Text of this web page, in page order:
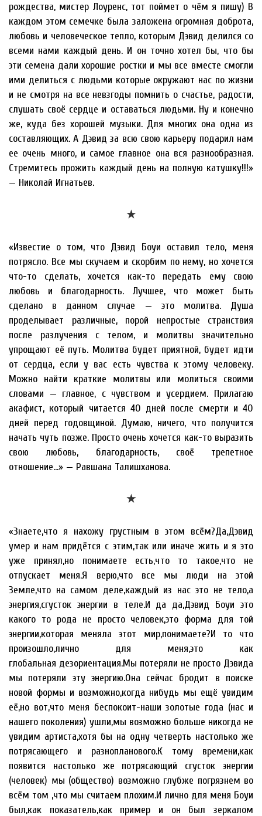
рождества, мистер Лоуренс, тот поймет о чём я пишу) В
каждом этом семечке была заложена огромная доброта,
любовь и человеческое тепло, которым Дэвид делился со
всеми нами каждый день. И он точно хотел бы, что бы
эти семена дали хорошие ростки и мы все вместе смогли
ими делиться с людьми которые окружают нас по жизни
и не смотря на все невзгоды помнить о счастье, радости,
слушать своё сердце и оставаться людьми. Ну и конечно
же, куда без хорошей музыки. Для многих она одна из
составляющих. А Дэвид за всю свою карьеру подарил нам
ее очень много, и самое главное она вся разнообразная.
Стремитесь прожить каждый день на полную катушку!!!»
— Николай Игнатьев.
★
«Известие о том, что Дэвид Боуи оставил тело, меня
потрясло. Все мы скучаем и скорбим по нему, но хочется
что-то сделать, хочется как-то передать ему свою
любовь и благодарность. Лучшее, что может быть
сделано в данном случае — это молитва. Душа
проделывает различные, порой непростые странствия
после разлучения с телом, и молитвы значительно
упрощают её путь. Молитва будет приятной, будет идти
от сердца, если у вас есть чувства к этому человеку.
Можно найти краткие молитвы или молиться своими
словами — главное, с чувством и усердием. Прилагаю
акафист, который читается 40 дней после смерти и 40
дней перед годовщиной. Думаю, ничего, что получится
начать чуть позже. Просто очень хочется как-то выразить
свою любовь, благодарность, своё трепетное
отношение…» — Равшана Талишханова.
★
«Знаете,что я нахожу грустным в этом всём?Да,Дэвид
умер и нам придётся с этим,так или иначе жить и я это
уже принял,но понимаете есть,что то такое,что не
отпускает меня.Я верю,что все мы люди на этой
Земле,что на самом деле,каждый из нас это не тело,а
энергия,сгусток энергии в теле.И да да,Дэвид Боуи это
какого то рода не просто человек,это форма для той
энергии,которая меняла этот мир,понимаете?И то что
произошло,лично для меня,это как
глобальная дезориентация.Мы потеряли не просто Дэвида
мы потеряли эту энергию.Она сейчас бродит в поиске
новой формы и возможно,когда нибудь мы ещё увидим
её,но вот,что меня беспокоит-наши золотые года (нас и
нашего поколения) ушли,мы возможно больше никогда не
увидим артиста,хотя бы на одну четверть настолько же
потрясающего и разнопланового.К тому времени,как
появится настолько же потрясающий сгусток энергии
(человек) мы (общество) возможно глубже погрязнем во
всём том ,что мы считаем плохим.И лично для меня Боуи
был,как показатель,как пример и он был зеркалом